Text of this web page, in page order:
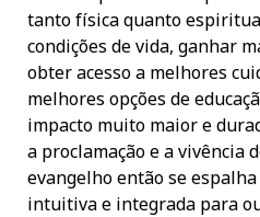
tanto física quanto
condições de vida, ganhar
obter acesso a melhores
melhores opções de
impacto muito maior e
a proclamação e a vivência
evangelho então se
intuitiva e integrada para